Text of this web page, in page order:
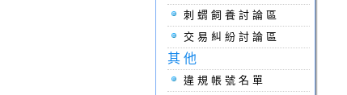
刺蝟飼養討論區
交易糾紛討論區
其他
違規帳號名單